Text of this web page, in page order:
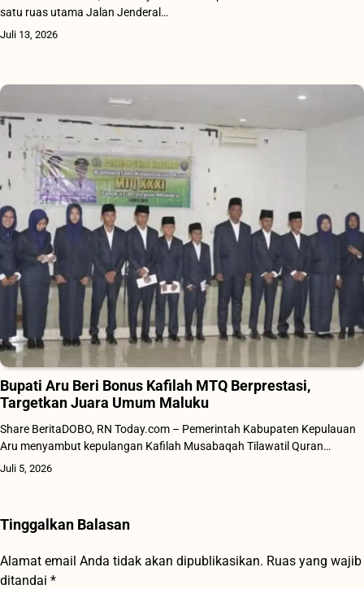
satu ruas utama Jalan Jenderal…
Juli 13, 2026
Bupati Aru Beri Bonus Kafilah MTQ Berprestasi,
Targetkan Juara Umum Maluku
Share BeritaDOBO, RN Today.com – Pemerintah Kabupaten Kepulauan
Aru menyambut kepulangan Kafilah Musabaqah Tilawatil Quran…
Juli 5, 2026
Tinggalkan Balasan
Alamat email Anda tidak akan dipublikasikan. Ruas yang wajib
ditandai *